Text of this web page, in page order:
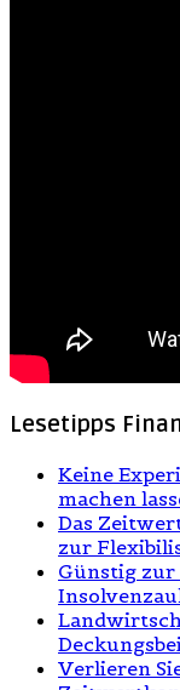
Lesetipps
Keine
machen
Das
zur
Günstig zur
Verlieren